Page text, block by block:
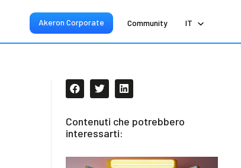
Akeron Corporate Community IT
Contenuti che potrebbero
interessarti: